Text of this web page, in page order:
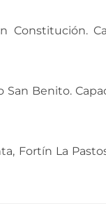
Constitución.
Benito.
Fortín La